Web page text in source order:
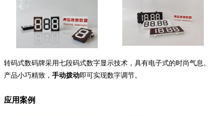
转码式数码牌采用七段码式数字显示技术，具有电子式的时尚气息。
产品小巧精致， 手动拨动即可实现数字调节。
应用案例